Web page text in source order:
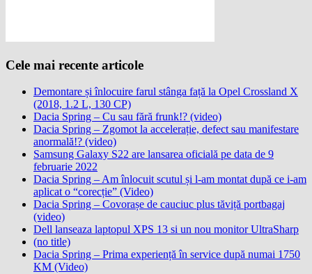
Cele mai recente articole
Demontare și înlocuire farul stânga față la Opel Crossland X
(2018, 1.2 L, 130 CP)
Dacia Spring – Cu sau fără frunk!? (video)
Dacia Spring – Zgomot la accelerație, defect sau manifestare
anormală!? (video)
Samsung Galaxy S22 are lansarea oficială pe data de 9
februarie 2022
Dacia Spring – Am înlocuit scutul și l-am montat după ce i-am
aplicat o “corecție” (Video)
Dacia Spring – Covorașe de cauciuc plus tăviță portbagaj
(video)
Dell lanseaza laptopul XPS 13 si un nou monitor UltraSharp
(no title)
Dacia Spring – Prima experiență în service după numai 1750
KM (Video)